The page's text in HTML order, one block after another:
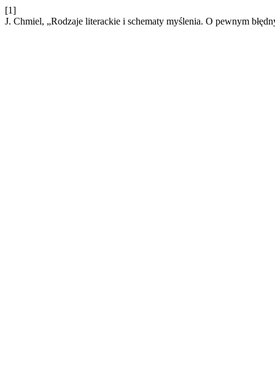
[1]
J. Chmiel, „Rodzaje literackie i schematy myślenia. O pewnym